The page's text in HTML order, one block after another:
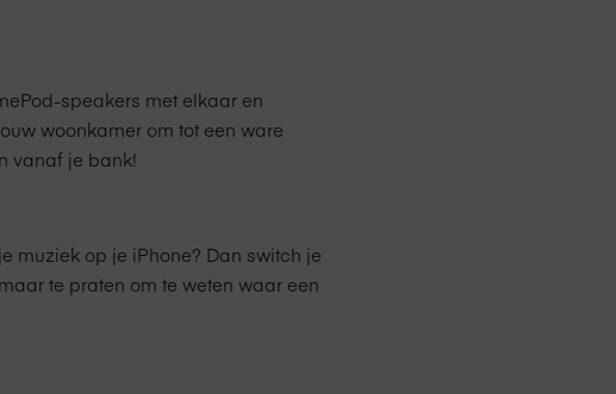
speakers met elkaar en
woonkamer om tot een ware
vanaf je bank!
muziek op je iPhone? Dan switch je
te praten om te weten waar een